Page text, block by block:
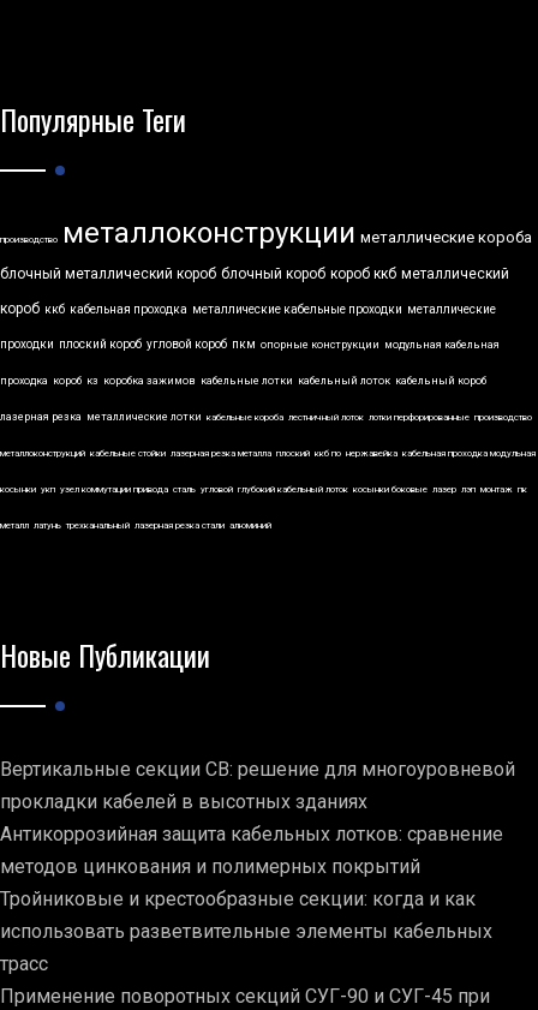
Популярные Теги
производство металлоконструкции металлические короба
блочный металлический короб блочный короб короб ккб металлический
короб ккб кабельная проходка металлические кабельные проходки металлические
проходки плоский короб угловой короб пкм опорные конструкции модульная кабельная
проходка короб кз коробка зажимов кабельные лотки кабельный лоток кабельный короб
лазерная резка металлические лотки кабельные короба лестничный лоток лотки перфорированные производство
металлоконструкций кабельные стойки лазерная резка металла плоский ккб по нержавейка кабельная проходка модульная
косынки укп узел коммутации привода сталь угловой глубокий кабельный лоток косынки боковые лазер лэп монтаж пк
металл латунь трехканальный лазерная резка стали алюминий
Новые Публикации
Вертикальные секции СВ: решение для многоуровневой
прокладки кабелей в высотных зданиях
Антикоррозийная защита кабельных лотков: сравнение
методов цинкования и полимерных покрытий
Тройниковые и крестообразные секции: когда и как
использовать разветвительные элементы кабельных
трасс
Применение поворотных секций СУГ-90 и СУГ-45 при